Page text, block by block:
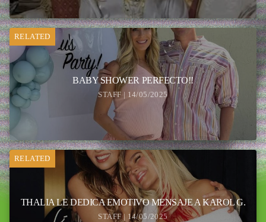
RELATED
BABY SHOWER PERFECTO!!
STAFF | 14/05/2025
RELATED
THALIA LE DEDICA EMOTIVO MENSAJE A KAROL G.
STAFF | 14/05/2025